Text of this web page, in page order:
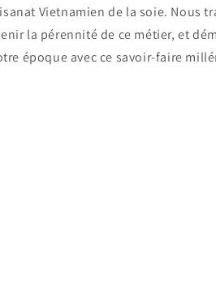
Vietnamien de la soie. Nous
la pérennité de ce métier, et
époque avec ce savoir-faire